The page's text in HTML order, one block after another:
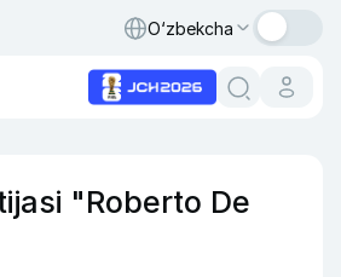
O‘zbekcha
"Roberto De